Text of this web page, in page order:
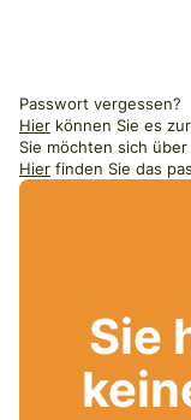
Passwort vergessen?
Hier können Sie es
Sie möchten sich
Hier finden Sie das
Sie